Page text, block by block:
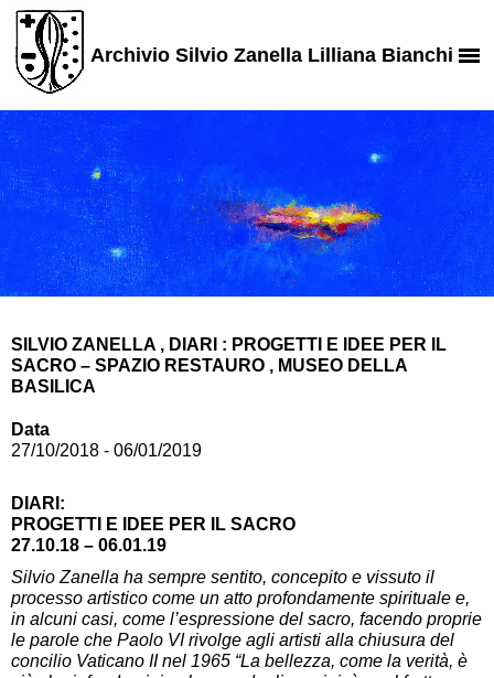
Archivio Silvio Zanella Lilliana Bianchi
SILVIO ZANELLA , DIARI : PROGETTI E IDEE PER IL
SACRO – SPAZIO RESTAURO , MUSEO DELLA
BASILICA
Data
27/10/2018 - 06/01/2019
DIARI:
PROGETTI E IDEE PER IL SACRO
27.10.18 – 06.01.19
Silvio Zanella ha sempre sentito, concepito e vissuto il
processo artistico come un atto profondamente spirituale e,
in alcuni casi, come l’espressione del sacro, facendo proprie
le parole che Paolo VI rivolge agli artisti alla chiusura del
concilio Vaticano II nel 1965 “La bellezza, come la verità, è